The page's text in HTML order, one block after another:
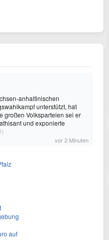
anhaltinischen
unterstützt, hat
großen Volksparteien sei er
und exponierte
vor 2 Minuten
auf